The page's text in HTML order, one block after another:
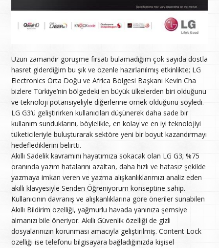
Uzun zamandır görüşme fırsatı bulamadığım çok sayıda dostla
hasret giderdiğim bu şık ve özenle hazırlanılmış etkinlikte; LG
Electronics Orta Doğu ve Africa Bölgesi Başkanı Kevin Cha
bizlere Türkiye’nin bölgedeki en büyük ülkelerden biri olduğunu
ve teknoloji potansiyeliyle diğerlerine örnek olduğunu söyledi.
LG G3’ü geliştirirken kullanıcıları düşünerek daha sade bir
kullanım sunduklarını, böylelikle, en kolay ve en iyi teknolojiyi
tüketicileriyle buluşturarak sektöre yeni bir boyut kazandırmayı
hedeflediklerini belirtti.
Akıllı Sadelik kavramını hayatımıza sokacak olan LG G3; %75
oranında yazım hatalarını azaltan, daha hızlı ve hatasız şekilde
yazmaya imkan veren ve yazma alışkanlıklarımızı analiz eden
akıllı klavyesiyle Senden Öğreniyorum konseptine sahip.
Kullanıcının davranış ve alışkanlıklarına göre öneriler sunabilen
Akıllı Bildirim özelliği, yağmurlu havada yanınıza şemsiye
almanızı bile öneriyor. Akıllı Güvenlik özelliği de gizli
dosyalarınızın korunması amacıyla geliştirilmiş. Content Lock
özelliği ise telefonu bilgisayara bağladığınızda kişisel